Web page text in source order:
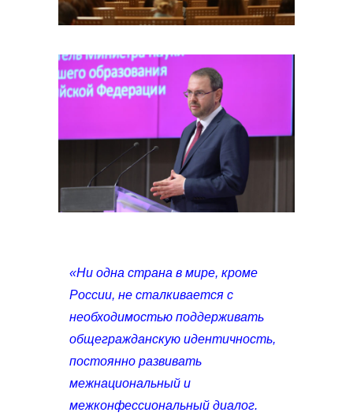
«Ни одна страна в мире, кроме
России, не сталкивается с
необходимостью поддерживать
общегражданскую идентичность,
постоянно развивать
межнациональный и
межконфессиональный диалог.